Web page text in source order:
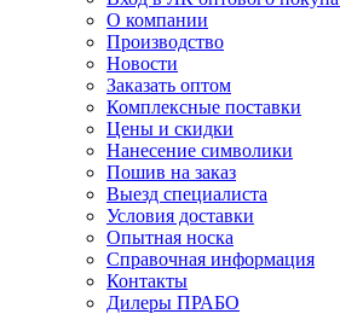
О компании
Производство
Новости
Заказать оптом
Комплексные поставки
Цены и скидки
Нанесение символики
Пошив на заказ
Выезд специалиста
Условия доставки
Опытная носка
Справочная информация
Контакты
Дилеры ПРАБО